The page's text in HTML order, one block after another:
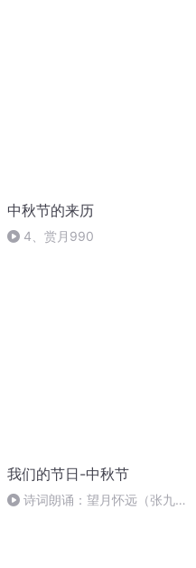
中秋节的来历
4、赏月990
我们的节日-中秋节
诗词朗诵：望月怀远（张九